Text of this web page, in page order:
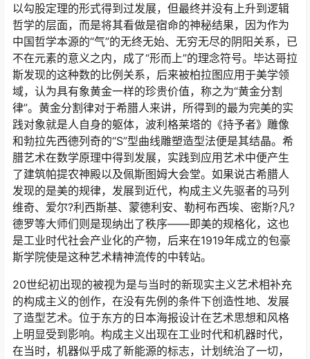
以勾股定理的形式得到过发展，但最终并没有上升到逻辑
哲学的层面，而是将其看做是宿命的神秘结果，因为作为
中国哲学本源的“气”的无终无始、无穷无尽的阴阳关系，已
不在元素的意义之内，成了“形而上”的理念符号。毕达哥拉
斯发现的这种数的比例关系，后来被柏拉图应用于美学领
域，认为具有象黄金一样的珍贵价值，称之为“黄金分割
律”。黄金分割律对于希腊人来讲，所得到的最为完美的实
践对象就是人自身的躯体，波利格莱塔的《持予者》雕像
和勃拉先西德列奇的“S”型曲线雕塑造型法便是其结晶。希
腊艺术在数学原理中得到发展，实践到应用艺术中便产生
了建筑帕提农神殿以及佩斯图姆大会堂。如果说古希腊人
发现的是美的规律，发展到近代，构成主义先驱者的马列
维奇、爱尔?利西斯基、蒙德利安、勒柯布西埃、密斯?凡?
德罗等大师们则是现纳出了秩序――即美的规格化，这也
是工业时代社会产业化的产物，后来在1919年成立的包豪
斯学院使是这种艺术精神流传的中转站。
20世纪初出现的被视为是与当时的新现实主义艺术相补充
的构成主义的创作，在没有先例的条件下创造性地、发展
了造型艺术。位于东方的日本海报设计在艺术思想和风格
上明显受到影响。构成主义出现在工业时代和机器时代，
在当时，机器似乎成了新能源的标志，计划统治了一切，